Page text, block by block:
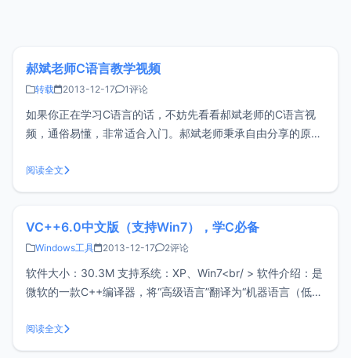
郝斌老师C语言教学视频
转载 2013-12-17 1评论
如果你正在学习C语言的话，不妨先看看郝斌老师的C语言视
频，通俗易懂，非常适合入门。郝斌老师秉承自由分享的原
但是请勿用于商业用途，小z在学习C语言的时候看完了这部教
学视频，挺不错的，分享给大家。<br/ > 下载地址：ed2k://|f
阅读全文
VC++6.0中文版（支持Win7），学C必备
Windows工具 2013-12-17 2评论
软件大小：30.3M 支持系统：XP、Win7<br/ > 软件介绍：是
微软的一款C++编译器，将“高级语言”翻译为“机器语言（低级
发工具。支持C和C++语言的编译，学C语言可说必备编译
器，亲测支持XP和win7 32位64
阅读全文